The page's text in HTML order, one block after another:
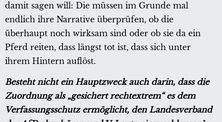
damit sagen will: Die müssen im Grunde mal
endlich ihre Narrative überprüfen, ob die
überhaupt noch wirksam sind oder ob sie da ein
Pferd reiten, dass längst tot ist, dass sich unter
ihrem Hintern auflöst.
Besteht nicht ein Hauptzweck auch darin, dass die
Zuordnung als „gesichert rechtextrem“ es dem
Verfassungsschutz ermöglicht, den Landesverband